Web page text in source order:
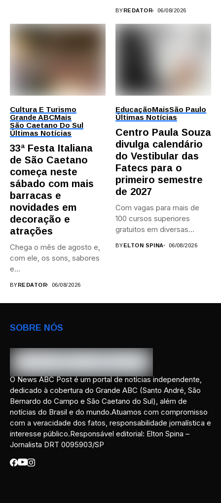
BY REDATOR 06/08/2026
Cultura E Turismo
Grande ABCMais
São Caetano Do Sul
Últimas Notícias
33ª Festa Italiana
de São Caetano
começa neste
sábado com mais
barracas e
novidades em
decoração e
atrações
Chega o mês de agosto e,
com ele, os sons, sabores
e...
BYREDATOR 06/08/2026
EducaçãoMaisSão Paulo
Últimas Notícias
Centro Paula Souza
divulga calendário
do Vestibular das
Fatecs para o
primeiro semestre
de 2027
Com vagas para mais de
100 cursos superiores
gratuitos em diversas
BYELTON SPINA 06/08/2026
SOBRE NÓS
O News ABC Post é um portal de notícias independente,
dedicado à cobertura do Grande ABC (Santo André, São
Bernardo do Campo e São Caetano do Sul), além de
notícias do Brasil e do mundo.Atuamos com compromisso
com a veracidade dos fatos, responsabilidade jornalística e
interesse público.Responsável editorial: Elton Spina –
Jornalista DRT 0095903/SP